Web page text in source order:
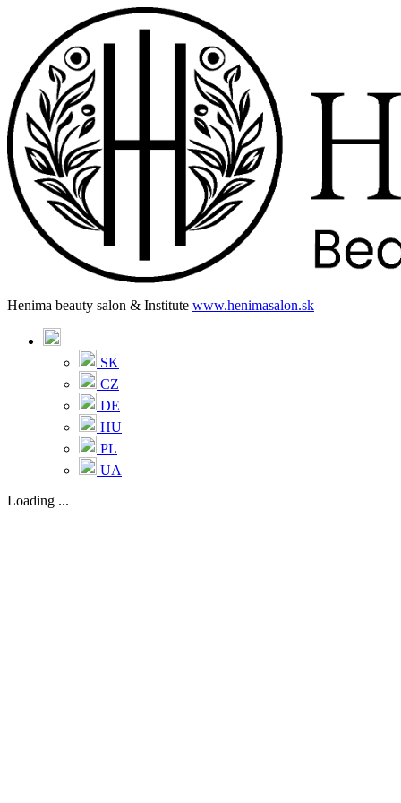
Henima beauty salon & Institute www.henimasalon.sk
SK
CZ
DE
HU
PL
UA
Loading ...